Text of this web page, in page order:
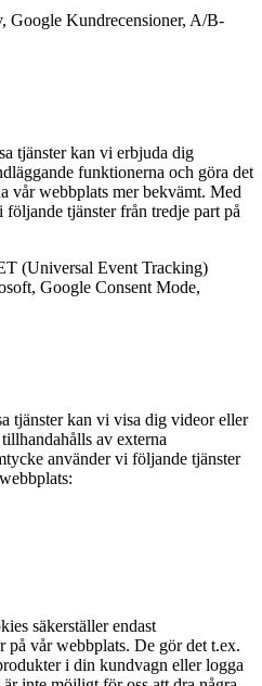
Google Kundrecensioner, A/B-
tjänster kan vi erbjuda dig
funktionerna och göra det
vår webbplats mer bekvämt. Med
tjänster från tredje part på
(Universal Event Tracking)
Google Consent Mode,
tjänster kan vi visa dig videor eller
av externa
använder vi följande tjänster
säkerställer endast
på vår webbplats. De gör det t.ex.
i din kundvagn eller logga